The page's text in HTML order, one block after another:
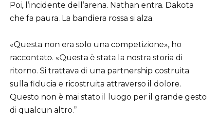
Poi, l’incidente dell’arena. Nathan entra. Dakota
che fa paura. La bandiera rossa si alza.
«Questa non era solo una competizione», ho
raccontato. «Questa è stata la nostra storia di
ritorno. Si trattava di una partnership costruita
sulla fiducia e ricostruita attraverso il dolore.
Questo non è mai stato il luogo per il grande gesto
di qualcun altro.”